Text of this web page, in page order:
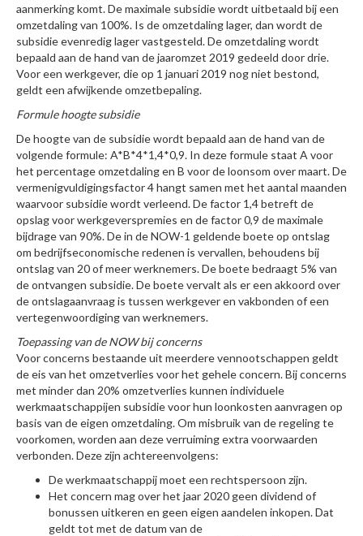
aanmerking komt. De maximale subsidie wordt uitbetaald bij een
omzetdaling van 100%. Is de omzetdaling lager, dan wordt de
subsidie evenredig lager vastgesteld. De omzetdaling wordt
bepaald aan de hand van de jaaromzet 2019 gedeeld door drie.
Voor een werkgever, die op 1 januari 2019 nog niet bestond,
geldt een afwijkende omzetbepaling.
Formule hoogte subsidie
De hoogte van de subsidie wordt bepaald aan de hand van de
volgende formule: A*B*4*1,4*0,9. In deze formule staat A voor
het percentage omzetdaling en B voor de loonsom over maart. De
vermenigvuldigingsfactor 4 hangt samen met het aantal maanden
waarvoor subsidie wordt verleend. De factor 1,4 betreft de
opslag voor werkgeverspremies en de factor 0,9 de maximale
bijdrage van 90%. De in de NOW-1 geldende boete op ontslag
om bedrijfseconomische redenen is vervallen, behoudens bij
ontslag van 20 of meer werknemers. De boete bedraagt 5% van
de ontvangen subsidie. De boete vervalt als er een akkoord over
de ontslagaanvraag is tussen werkgever en vakbonden of een
vertegenwoordiging van werknemers.
Toepassing van de NOW bij concerns
Voor concerns bestaande uit meerdere vennootschappen geldt
de eis van het omzetverlies voor het gehele concern. Bij concerns
met minder dan 20% omzetverlies kunnen individuele
werkmaatschappijen subsidie voor hun loonkosten aanvragen op
basis van de eigen omzetdaling. Om misbruik van de regeling te
voorkomen, worden aan deze verruiming extra voorwaarden
verbonden. Deze zijn achtereenvolgens:
De werkmaatschappij moet een rechtspersoon zijn.
Het concern mag over het jaar 2020 geen dividend of
bonussen uitkeren en geen eigen aandelen inkopen. Dat
geldt tot met de datum van de